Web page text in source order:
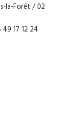
la-Forêt / 02
17 12 24